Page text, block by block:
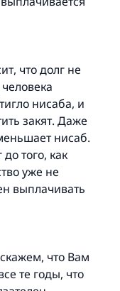
что долг не
нисаба, и
закят. Даже
нисаб.
того, как
уже не
выплачивать
что Вам
те годы, что